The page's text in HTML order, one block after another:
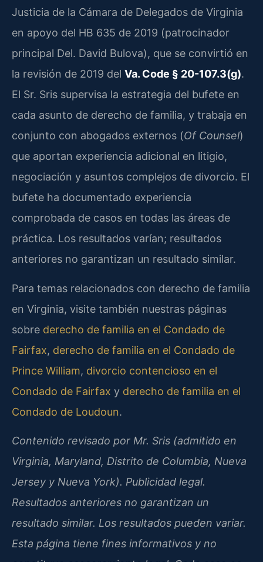
Justicia de la Cámara de Delegados de Virginia
en apoyo del HB 635 de 2019 (patrocinador
principal Del. David Bulova), que se convirtió en
la revisión de 2019 del Va. Code § 20-107.3(g).
El Sr. Sris supervisa la estrategia del bufete en
cada asunto de derecho de familia, y trabaja en
conjunto con abogados externos (Of Counsel)
que aportan experiencia adicional en litigio,
negociación y asuntos complejos de divorcio. El
bufete ha documentado experiencia
comprobada de casos en todas las áreas de
práctica. Los resultados varían; resultados
anteriores no garantizan un resultado similar.
Para temas relacionados con derecho de familia
en Virginia, visite también nuestras páginas
sobre derecho de familia en el Condado de
Fairfax, derecho de familia en el Condado de
Prince William, divorcio contencioso en el
Condado de Fairfax y derecho de familia en el
Condado de Loudoun.
Contenido revisado por Mr. Sris (admitido en
Virginia, Maryland, Distrito de Columbia, Nueva
Jersey y Nueva York). Publicidad legal.
Resultados anteriores no garantizan un
resultado similar. Los resultados pueden variar.
Esta página tiene fines informativos y no